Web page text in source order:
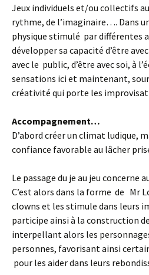
Jeux individuels et/ou collectifs
rythme, de l’imaginaire…. Dans
physique stimulé par différentes
développer sa capacité d’être
avec le public, d’être avec soi, à
sensations ici et maintenant,
créativité qui porte les
Accompagnement…
D’abord créer un climat ludique,
confiance favorable au lâcher
Le passage du je au jeu concerne
C’est alors dans la forme de Mr
clowns et les stimule dans leurs
participe ainsi à la construction de
interpellant alors les
personnes, favorisant ainsi
pour les aider dans leurs